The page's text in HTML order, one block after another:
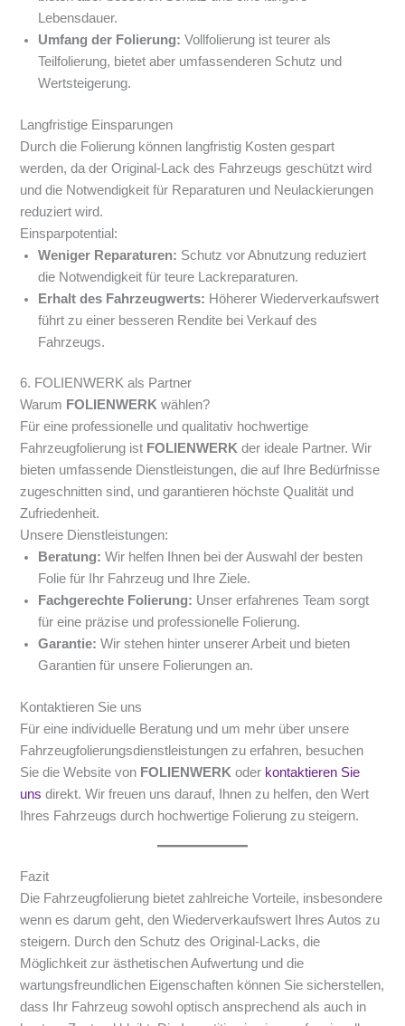
Lebensdauer.
Umfang der Folierung: Vollfolierung ist teurer als
Teilfolierung, bietet aber umfassenderen Schutz und
Wertsteigerung.
Langfristige Einsparungen
Durch die Folierung können langfristig Kosten gespart
werden, da der Original-Lack des Fahrzeugs geschützt wird
und die Notwendigkeit für Reparaturen und Neulackierungen
reduziert wird.
Einsparpotential:
Weniger Reparaturen: Schutz vor Abnutzung reduziert
die Notwendigkeit für teure Lackreparaturen.
Erhalt des Fahrzeugwerts: Höherer Wiederverkaufswert
führt zu einer besseren Rendite bei Verkauf des
Fahrzeugs.
6. FOLIENWERK als Partner
Warum FOLIENWERK wählen?
Für eine professionelle und qualitativ hochwertige
Fahrzeugfolierung ist FOLIENWERK der ideale Partner. Wir
bieten umfassende Dienstleistungen, die auf Ihre Bedürfnisse
zugeschnitten sind, und garantieren höchste Qualität und
Zufriedenheit.
Unsere Dienstleistungen:
Beratung: Wir helfen Ihnen bei der Auswahl der besten
Folie für Ihr Fahrzeug und Ihre Ziele.
Fachgerechte Folierung: Unser erfahrenes Team sorgt
für eine präzise und professionelle Folierung.
Garantie: Wir stehen hinter unserer Arbeit und bieten
Garantien für unsere Folierungen an.
Kontaktieren Sie uns
Für eine individuelle Beratung und um mehr über unsere
Fahrzeugfolierungsdienstleistungen zu erfahren, besuchen
Sie die Website von FOLIENWERK oder kontaktieren Sie
uns direkt. Wir freuen uns darauf, Ihnen zu helfen, den Wert
Ihres Fahrzeugs durch hochwertige Folierung zu steigern.
Fazit
Die Fahrzeugfolierung bietet zahlreiche Vorteile, insbesondere
wenn es darum geht, den Wiederverkaufswert Ihres Autos zu
steigern. Durch den Schutz des Original-Lacks, die
Möglichkeit zur ästhetischen Aufwertung und die
wartungsfreundlichen Eigenschaften können Sie sicherstellen,
dass Ihr Fahrzeug sowohl optisch ansprechend als auch in